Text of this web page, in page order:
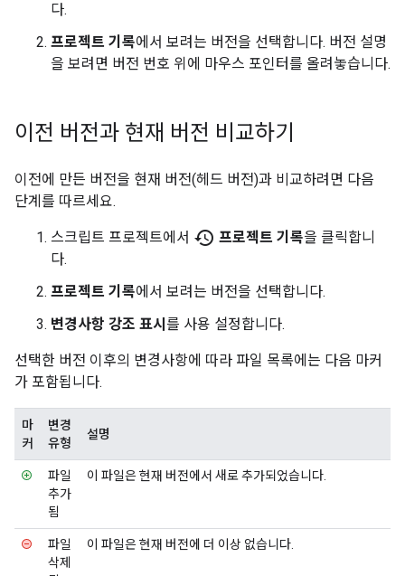
다.
프로젝트 기록에서 보려는 버전을 선택합니다. 버전 설명
을 보려면 버전 번호 위에 마우스 포인터를 올려놓습니다.
이전 버전과 현재 버전 비교하기
이전에 만든 버전을 현재 버전(헤드 버전)과 비교하려면 다음
단계를 따르세요.
스크립트 프로젝트에서 history 프로젝트 기록을 클릭합니
다.
프로젝트 기록에서 보려는 버전을 선택합니다.
변경사항 강조 표시 를 사용 설정합니다.
선택한 버전 이후의 변경사항에 따라 파일 목록에는 다음 마커
가 포함됩니다.
마
커
변경
유형
설명
파일
추가
됨
이 파일은 현재 버전에서 새로 추가되었습니다.
파일
삭제
이 파일은 현재 버전에 더 이상 없습니다.